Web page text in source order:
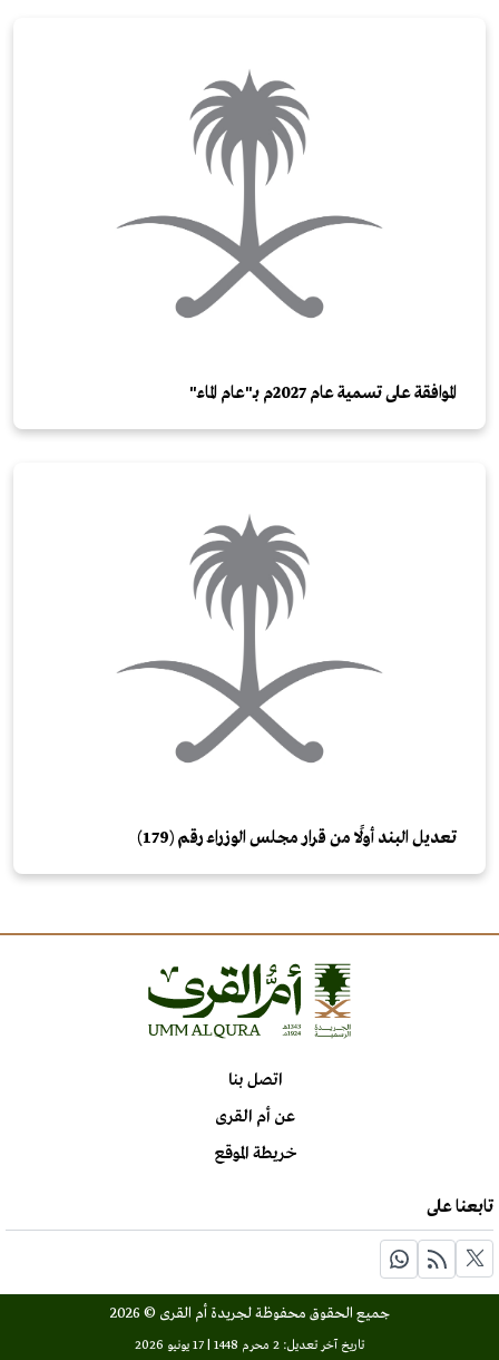
الموافقة على تسمية عام 2027م بـ"عام الماء"
تعديل البند أولًا من قرار مجلس الوزراء رقم (179)
اتصل بنا
عن أم القرى
خريطة الموقع
تابعنا على
جميع الحقوق محفوظة لجريدة أم القرى © 2026
تاريخ آخر تعديل: 2 محرم 1448 | 17 يونيو 2026